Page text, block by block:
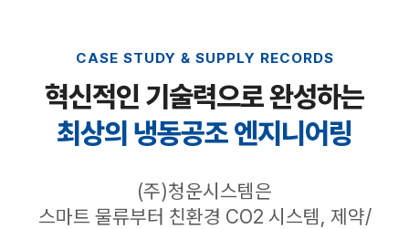
CASE STUDY & SUPPLY RECORDS
혁신적인 기술력으로 완성하는
최상의 냉동공조 엔지니어링
(주)청운시스템은
스마트 물류부터 친환경 CO2 시스템, 제약/